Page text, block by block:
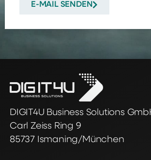
E-MAIL SENDEN
DIGIT4U Business Solutions
Carl Zeiss Ring 9
85737 Ismaning/München